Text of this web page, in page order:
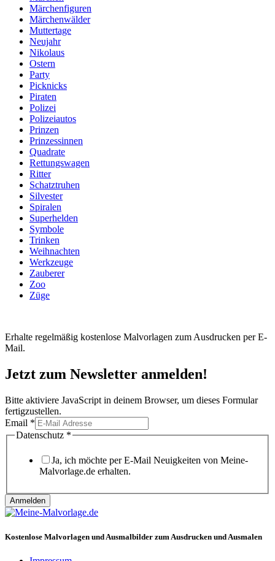
Märchenfiguren
Märchenwälder
Muttertage
Neujahr
Nikolaus
Ostern
Party
Picknicks
Piraten
Polizei
Polizeiautos
Prinzen
Prinzessinnen
Quadrate
Rettungswagen
Ritter
Schatztruhen
Silvester
Spiralen
Superhelden
Symbole
Trinken
Weihnachten
Werkzeuge
Zauberer
Zoo
Züge
Erhalte regelmäßig kostenlose Malvorlagen zum Ausdrucken per E-
Mail.
Jetzt zum Newsletter anmelden!
Bitte aktiviere JavaScript in deinem Browser, um dieses Formular
fertigzustellen.
Datenschutz
Email
Email *
Datenschutz *
Ja, ich möchte per E-Mail Neuigkeiten von Meine-
Malvorlage.de erhalten.
Anmelden
Kostenlose Malvorlagen und Ausmalbilder zum Ausdrucken und Ausmalen